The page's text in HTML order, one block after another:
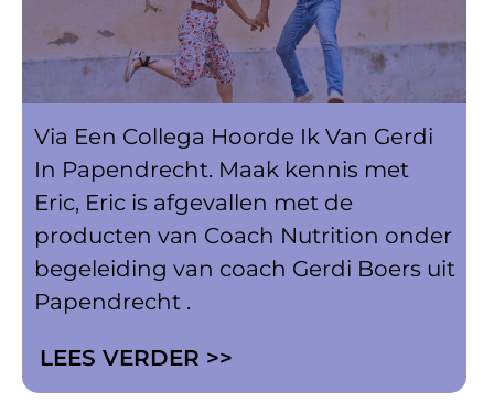
Via Een Collega Hoorde Ik Van Gerdi
In Papendrecht. Maak kennis met
Eric, Eric is afgevallen met de
producten van Coach Nutrition onder
begeleiding van coach Gerdi Boers uit
Papendrecht .
LEES VERDER >>